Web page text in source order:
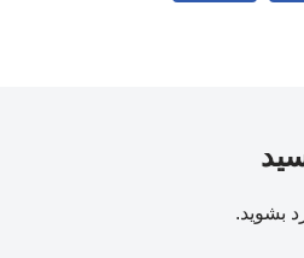
بشوید.